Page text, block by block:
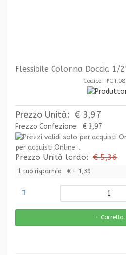
Flessibile Colonna Doccia 1/
Codice:
Prezzo Unità: € 3,97
Prezzo Confezione:
€ 3,97
per acquisti Online ...
Prezzo Unità lordo: € 5,36
Il tuo risparmio: € - 1,39